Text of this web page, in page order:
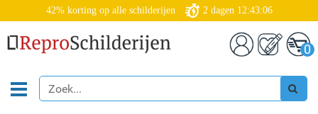
42% korting op alle schilderijen 2 dagen 12:43:03
0